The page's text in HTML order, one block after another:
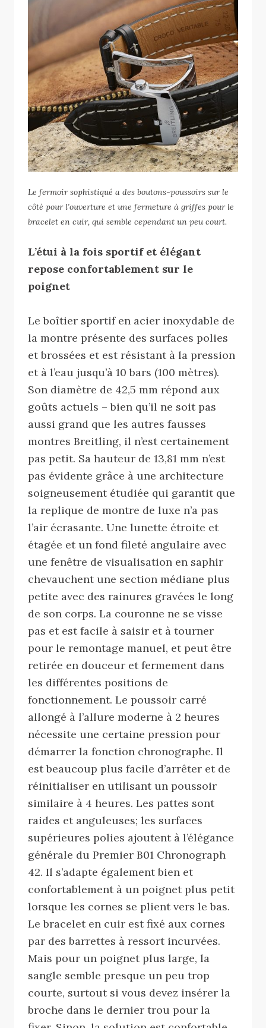
Le fermoir sophistiqué a des boutons-poussoirs sur le
côté pour l’ouverture et une fermeture à griffes pour le
bracelet en cuir, qui semble cependant un peu court.
L’étui à la fois sportif et élégant
repose confortablement sur le
poignet
Le boîtier sportif en acier inoxydable de
la montre présente des surfaces polies
et brossées et est résistant à la pression
et à l’eau jusqu’à 10 bars (100 mètres).
Son diamètre de 42,5 mm répond aux
goûts actuels – bien qu’il ne soit pas
aussi grand que les autres fausses
montres Breitling, il n’est certainement
pas petit. Sa hauteur de 13,81 mm n’est
pas évidente grâce à une architecture
soigneusement étudiée qui garantit que
la replique de montre de luxe n’a pas
l’air écrasante. Une lunette étroite et
étagée et un fond fileté angulaire avec
une fenêtre de visualisation en saphir
chevauchent une section médiane plus
petite avec des rainures gravées le long
de son corps. La couronne ne se visse
pas et est facile à saisir et à tourner
pour le remontage manuel, et peut être
retirée en douceur et fermement dans
les différentes positions de
fonctionnement. Le poussoir carré
allongé à l’allure moderne à 2 heures
nécessite une certaine pression pour
démarrer la fonction chronographe. Il
est beaucoup plus facile d’arrêter et de
réinitialiser en utilisant un poussoir
similaire à 4 heures. Les pattes sont
raides et anguleuses; les surfaces
supérieures polies ajoutent à l’élégance
générale du Premier B01 Chronograph
42. Il s’adapte également bien et
confortablement à un poignet plus petit
lorsque les cornes se plient vers le bas.
Le bracelet en cuir est fixé aux cornes
par des barrettes à ressort incurvées.
Mais pour un poignet plus large, la
sangle semble presque un peu trop
courte, surtout si vous devez insérer la
broche dans le dernier trou pour la